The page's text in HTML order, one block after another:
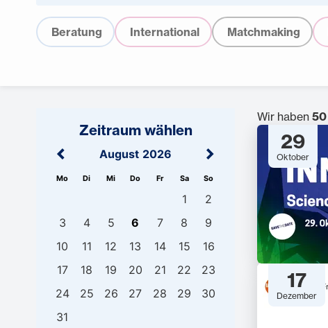
Beratung International Matchmaking
Zeitraum wählen
August 2026
Mo Di Mi Do Fr Sa So
1
2
3
4 5 6 7 8
9
10
11 12 13 14 15
16
17
18 19 20 21 22
23
24
25 26 27 28 29
30
31
Wir haben 50
29
Oktober
17
Dezember